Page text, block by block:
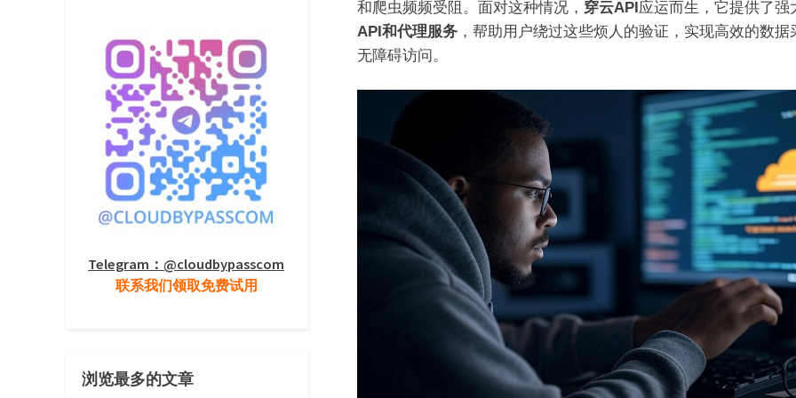
和爬虫频频受阻。面对这种情况， 穿云API应运而生，它提供了强
API和代理服务 ，帮助用户绕过这些烦人的验证，实现高效的数据
无障碍访问。
Telegram：@cloudbypasscom
联系我们领取免费试用
浏览最多的文章